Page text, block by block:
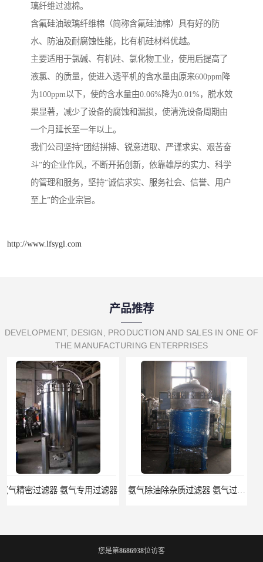
璃纤维过滤棉。
含氟硅油玻璃纤维棉（简称含氟硅油棉）具有好的防
水、防油及耐腐蚀性能，比有机硅材料优越。
主要适用于氯碱、有机硅、氯化物工业，使用后提高了
液氯、的质量，使进入透平机的含水量由原来600ppm降
为100ppm以下，使的含水量由0.06%降为0.01%，脱水效
果显著，减少了设备的腐蚀和漏损，使清洗设备周期由
一个月延长至一年以上。
我们公司坚持“团结拼搏、锐意进取、严谨求实、艰苦奋
斗”的企业作风，不断开拓创新，依靠雄厚的实力、科学
的管理和服务，坚持“诚信求实、服务社会、信誉、用户
至上”的企业宗旨。
http://www.lfsygl.com
产品推荐
DEVELOPMENT, DESIGN, PRODUCTION AND SALES IN ONE OF
THE MANUFACTURING ENTERPRISES
您是第8686938位访客